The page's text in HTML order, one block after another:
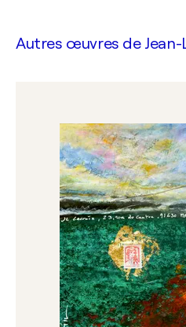
Autres œuvres de